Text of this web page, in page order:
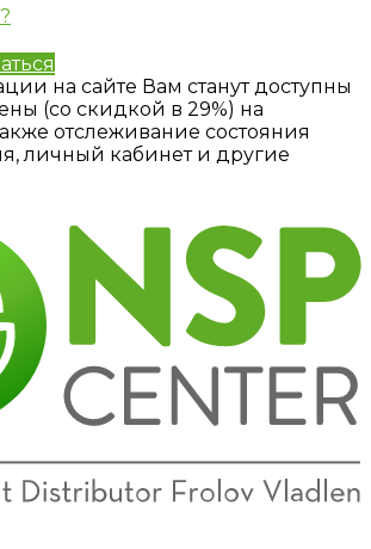
на сайте Вам станут доступны
(со скидкой в 29%) на
отслеживание состояния
личный кабинет и другие